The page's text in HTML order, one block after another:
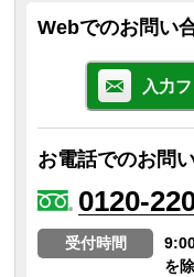
Webでのお問い
入力
お電話でのお問
0120-
受付時間
を